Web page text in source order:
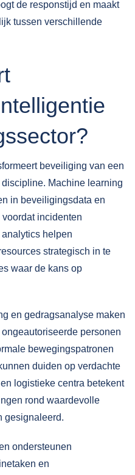
de responstijd en maakt
tussen verschillende
beveiliging van een
Machine learning
in beveiligingsdata en
incidenten
helpen
strategisch in te
waar de kans op
en gedragsanalyse maken
personen
bewegingspatronen
duiden op verdachte
logistieke centra betekent
rond waardevolle
gesignaleerd.
ondersteunen
en